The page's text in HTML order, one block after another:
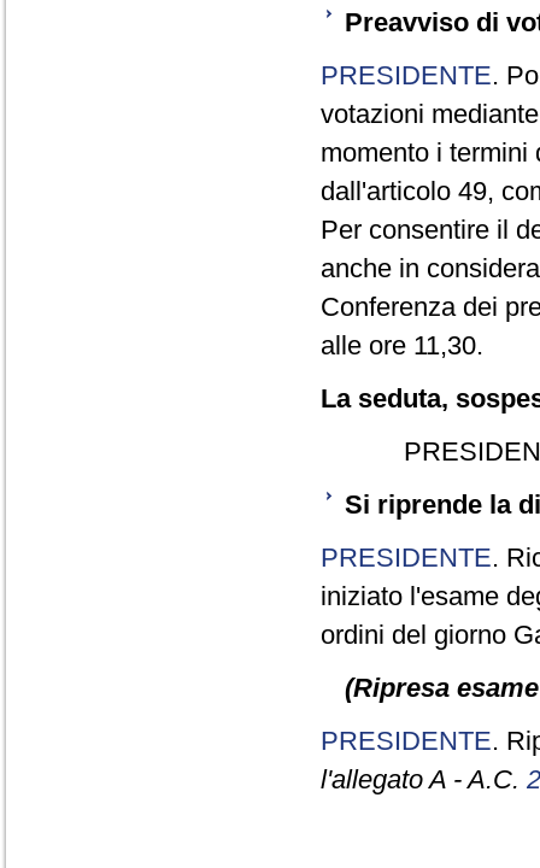
Preavviso di
PRESIDENTE.
votazioni
momento i termini
dall'articolo 49,
Per consentire il
anche in
Conferenza dei
alle ore 11,30.
La seduta,
Si riprende la
PRESIDENTE.
iniziato l'esame
ordini del giorno
(Ripresa
PRESIDENTE.
l'allegato A - A.C.